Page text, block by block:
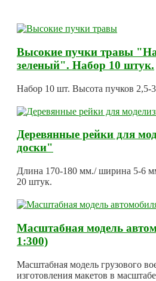
Высокие пучки травы
зеленый". Набор 10 штук.
Набор 10 шт. Высота пучков 2,5-
Деревянные рейки для
доски"
Длина 170-180 мм./ ширина 5-6
20 штук.
Масштабная модель
1:300)
Масштабная модель грузового
изготовления макетов в